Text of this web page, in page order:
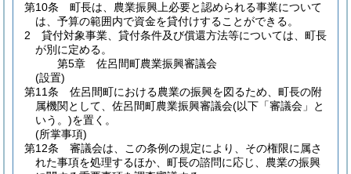
第10条
町長は、農業振興上必要と認められる事業について
は、予算の範囲内で資金を貸付けすることができる。
2
貸付対象事業、貸付条件及び償還方法等については、町長
が別に定める。
第5章
佐呂間町農業振興審議会
(設置)
第11条
佐呂間町における農業の振興を図るため、町長の附
属機関として、佐呂間町農業振興審議会(以下「審議会」と
いう。)を置く。
(所掌事項)
第12条
審議会は、この条例の規定により、その権限に属さ
れた事項を処理するほか、町長の諮問に応じ、農業の振興